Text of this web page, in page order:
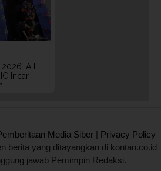
All
Incar
Media Siber | Privacy Policy
berita yang ditayangkan di kontan.co.id
jawab Pemimpin Redaksi.